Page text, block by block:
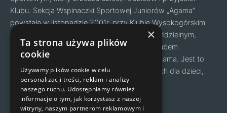
Klubu. Sekcja Wspinaczki Sportowej Juniorów „Agama”
powstała w listopadzie 2001r. przy Klubie Wysokogórskim
Warszawa. Od grudnia 2019 roku jesteśmy oddzielnym,
zrzeszonym w PZA klubem- Uczniowskim Klubem
Sportowym o nazwie Klub Wspinaczkowy Agama. Jest to
jeden z największych klubów wspinaczkowych dla dzieci,
młodzieży i dorosłych w Polsce.
Facebook
Instagram
×
Ta strona używa plików
cookie
Używamy plików cookie w celu
personalizacji treści, reklam i analizy
naszego ruchu. Udostępniamy również
informacje o tym, jak korzystasz z naszej
witryny, naszym partnerom reklamowym i